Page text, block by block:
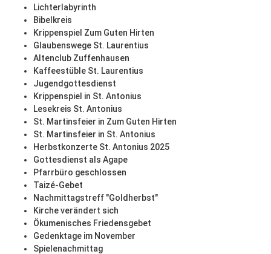
Lichterlabyrinth
Bibelkreis
Krippenspiel Zum Guten Hirten
Glaubenswege St. Laurentius
Altenclub Zuffenhausen
Kaffeestüble St. Laurentius
Jugendgottesdienst
Krippenspiel in St. Antonius
Lesekreis St. Antonius
St. Martinsfeier in Zum Guten Hirten
St. Martinsfeier in St. Antonius
Herbstkonzerte St. Antonius 2025
Gottesdienst als Agape
Pfarrbüro geschlossen
Taizé-Gebet
Nachmittagstreff "Goldherbst"
Kirche verändert sich
Ökumenisches Friedensgebet
Gedenktage im November
Spielenachmittag